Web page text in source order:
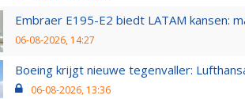
Embraer E195-E2 biedt LATAM kansen:
06-08-2026, 14:27
Boeing krijgt nieuwe tegenvaller:
06-08-2026, 13:36